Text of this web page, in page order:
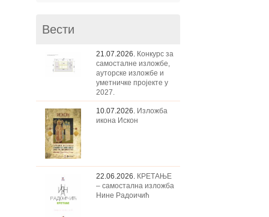
Вести
21.07.2026. Конкурс за
самосталне изложбе,
ауторске изложбе и
уметничке пројекте у
2027.
10.07.2026. Изложба
икона Искон
22.06.2026. КРЕТАЊЕ
– самостална изложба
Нине Радоичић